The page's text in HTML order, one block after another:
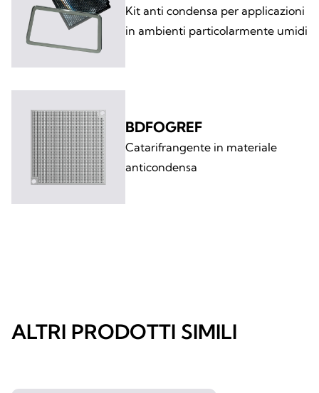
Kit anti condensa per applicazioni
in ambienti particolarmente umidi
BDFOGREF
Catarifrangente in materiale
anticondensa
ALTRI PRODOTTI SIMILI